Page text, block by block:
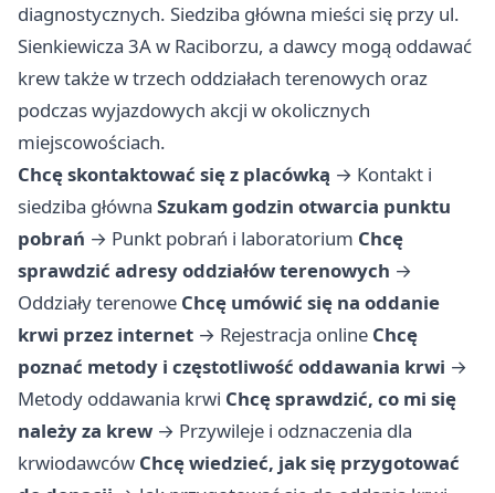
diagnostycznych. Siedziba główna mieści się przy ul.
Sienkiewicza 3A w Raciborzu, a dawcy mogą oddawać
krew także w trzech oddziałach terenowych oraz
podczas wyjazdowych akcji w okolicznych
miejscowościach.
Chcę skontaktować się z placówką → Kontakt i
siedziba główna Szukam godzin otwarcia punktu
pobrań → Punkt pobrań i laboratorium Chcę
sprawdzić adresy oddziałów terenowych →
Oddziały terenowe Chcę umówić się na oddanie
krwi przez internet → Rejestracja online Chcę
poznać metody i częstotliwość oddawania krwi →
Metody oddawania krwi Chcę sprawdzić, co mi się
należy za krew → Przywileje i odznaczenia dla
krwiodawców Chcę wiedzieć, jak się przygotować